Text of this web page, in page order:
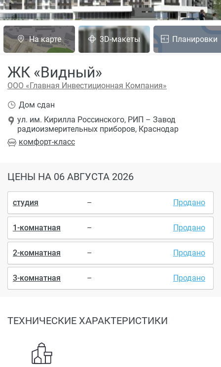
На карте 3D-макеты Планировки
ЖК «Видный»
ООО «Главная Инвестиционная Компания»
комфорт-класс
ул. им. Кирилла Россинского, РИП – Завод
радиоизмерительных приборов, Краснодар
Дом сдан
ЦЕНЫ НА 06 АВГУСТА 2026
студия – Продано
1-комнатная – Продано
2-комнатная – Продано
3-комнатная – Продано
ТЕХНИЧЕСКИЕ ХАРАКТЕРИСТИКИ